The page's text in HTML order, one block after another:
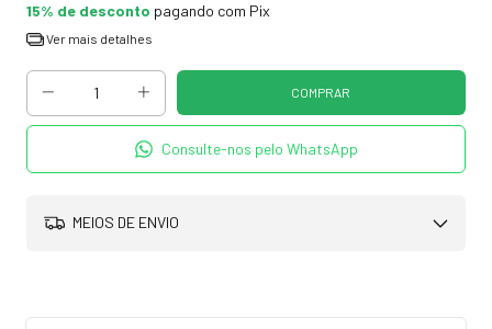
15% de desconto pagando com Pix
Ver mais detalhes
Consulte-nos pelo WhatsApp
MEIOS DE ENVIO